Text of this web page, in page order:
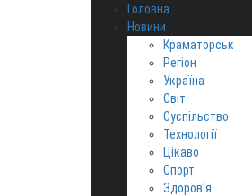
Головна
Новини
Краматорськ
Регіон
Україна
Світ
Суспільство
Технології
Цікаво
Спорт
Здоров‘я